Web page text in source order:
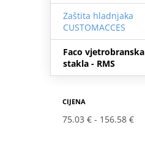
Zaštita hladnjaka
CUSTOMACCES
Faco vjetrobranska
stakla - RMS
CIJENA
75.03 € 156.58 €